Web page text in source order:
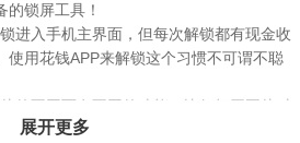
锁屏工具！
进入手机主界面，但每次解锁都有现金收
使用花钱APP来解锁这个习惯不可谓不聪
的不同而有不同的功能，比如打开图片对
应用分享图片信息给朋友，参与前沿话题的
展开更多